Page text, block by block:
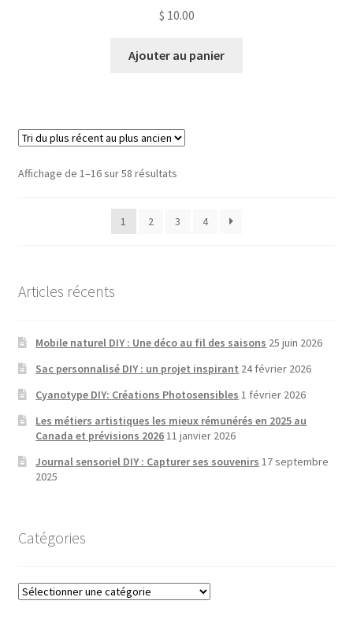
$ 10.00
Ajouter au panier
Affichage de 1–16 sur 58 résultatsSorted
1
2 3 4
Articles récents
Mobile naturel DIY : Une déco au fil des saisons 25 juin 2026
Sac personnalisé DIY : un projet inspirant 24 février 2026
Cyanotype DIY: Créations Photosensibles 1 février 2026
Les métiers artistiques les mieux rémunérés en 2025 au
Canada et prévisions 202611 janvier 2026
Journal sensoriel DIY : Capturer ses souvenirs 17 septembre
2025
Catégories
Catégories